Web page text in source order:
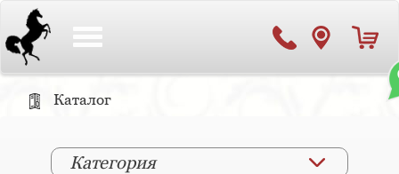
Каталог
Категория